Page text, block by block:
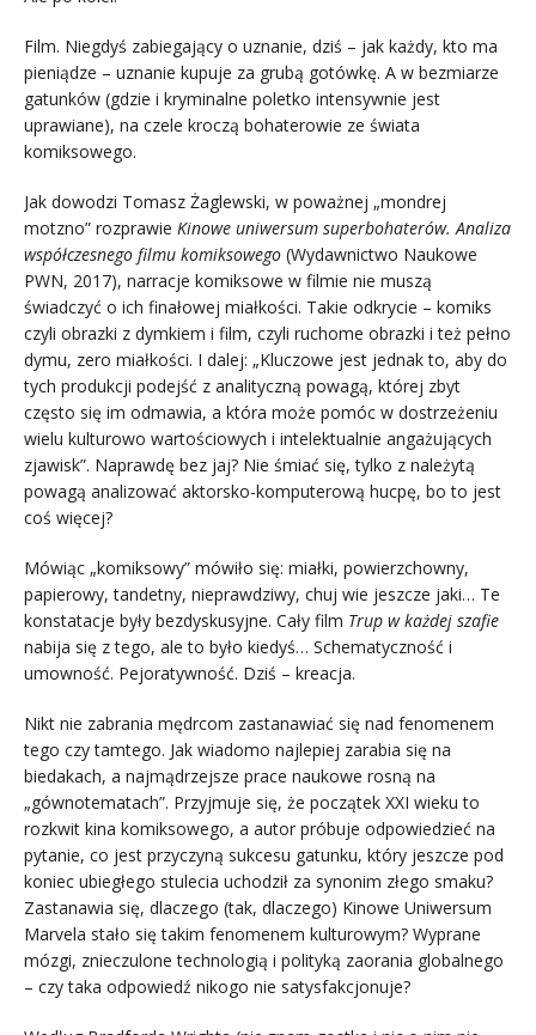
Film. Niegdyś zabiegający o uznanie, dziś – jak każdy, kto ma
pieniądze – uznanie kupuje za grubą gotówkę. A w bezmiarze
gatunków (gdzie i kryminalne poletko intensywnie jest
uprawiane), na czele kroczą bohaterowie ze świata
komiksowego.
Jak dowodzi Tomasz Żaglewski, w poważnej „mondrej
motzno” rozprawie Kinowe uniwersum superbohaterów. Analiza
współczesnego filmu komiksowego (Wydawnictwo Naukowe
PWN, 2017), narracje komiksowe w filmie nie muszą
świadczyć o ich finałowej miałkości. Takie odkrycie – komiks
czyli obrazki z dymkiem i film, czyli ruchome obrazki i też pełno
dymu, zero miałkości. I dalej: „Kluczowe jest jednak to, aby do
tych produkcji podejść z analityczną powagą, której zbyt
często się im odmawia, a która może pomóc w dostrzeżeniu
wielu kulturowo wartościowych i intelektualnie angażujących
zjawisk”. Naprawdę bez jaj? Nie śmiać się, tylko z należytą
powagą analizować aktorsko-komputerową hucpę, bo to jest
coś więcej?
Mówiąc „komiksowy” mówiło się: miałki, powierzchowny,
papierowy, tandetny, nieprawdziwy, chuj wie jeszcze jaki… Te
konstatacje były bezdyskusyjne. Cały film Trup w każdej szafie
nabija się z tego, ale to było kiedyś… Schematyczność i
umowność. Pejoratywność. Dziś – kreacja.
Nikt nie zabrania mędrcom zastanawiać się nad fenomenem
tego czy tamtego. Jak wiadomo najlepiej zarabia się na
biedakach, a najmądrzejsze prace naukowe rosną na
„gównotematach”. Przyjmuje się, że początek XXI wieku to
rozkwit kina komiksowego, a autor próbuje odpowiedzieć na
pytanie, co jest przyczyną sukcesu gatunku, który jeszcze pod
koniec ubiegłego stulecia uchodził za synonim złego smaku?
Zastanawia się, dlaczego (tak, dlaczego) Kinowe Uniwersum
Marvela stało się takim fenomenem kulturowym? Wyprane
mózgi, znieczulone technologią i polityką zaorania globalnego
– czy taka odpowiedź nikogo nie satysfakcjonuje?